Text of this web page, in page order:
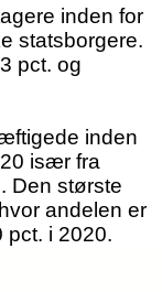
inden for
statsborgere.
pct. og
inden
især fra
Den største
andelen er
pct. i 2020.